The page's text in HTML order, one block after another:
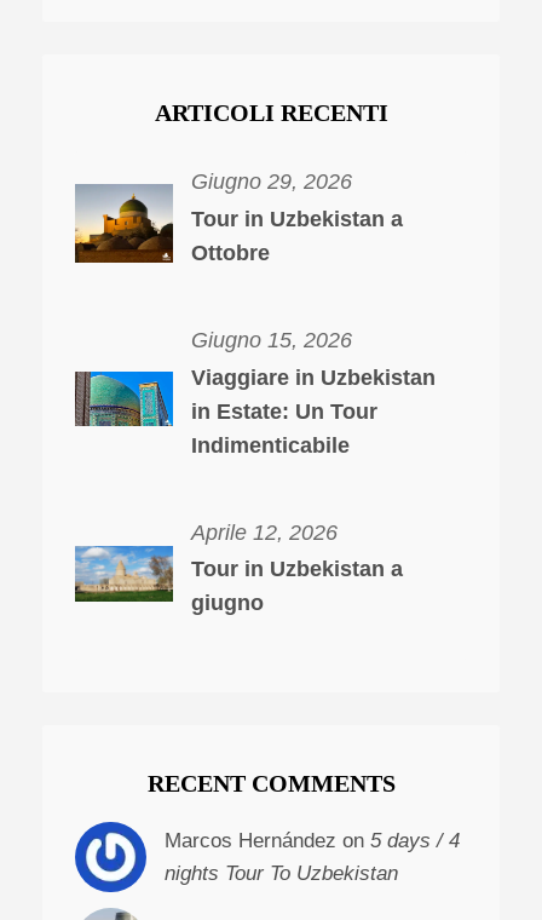
ARTICOLI RECENTI
Giugno 29, 2026
Tour in Uzbekistan a
Ottobre
Giugno 15, 2026
Viaggiare in Uzbekistan
in Estate: Un Tour
Indimenticabile
Aprile 12, 2026
Tour in Uzbekistan a
giugno
RECENT COMMENTS
Marcos Hernández on 5 days / 4
nights Tour To Uzbekistan